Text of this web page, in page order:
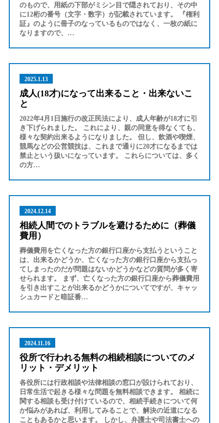
のもので、用紙の下部がミシン目で隠されており、その中
に12桁の番号（文字・数字）が記載されています。 『権利
証』のように冊子のなっているものではなく、一枚の紙に
なりますので、…
2025.1.13
成人(18才)になって出来ること・出来ないこ
と
2022年4月1日施行の改正民法により、成人年齢が18才に引
き下げられました。 これにより、親の同意を得なくても、
様々な契約出来るようになりました。 但し、飲酒や喫煙、
競馬などの公営競技は、これまで通りに20才になるまでは
禁止という扱いになっています。 これらについては、多く
の方…
2024.12.14
相続人間でのトラブルを避けるために（葬儀
費用）
葬儀費用を亡くなった方の銀行口座から支払うということ
は、出来るかどうか、亡くなった方の銀行口座から支払っ
てしまったのだが問題はないかどうかなどの質問が多く寄
せられます。 まず、亡くなった方の銀行口座から葬儀費用
を引き出すことが出来るかどうかについてですが、キャッ
シュカードと暗証番…
2024.11.16
役所で行われる無料の相続相談についてのメ
リット・デメリット
各役所には行政相談や法律相談の窓口が設けられており、
日常生活で起きる様々な問題を無料相談できます。 相続に
関する相談も受け付けているので、相続手続きについて何
か悩みがあれば、利用してみることで、解決の近道になる
こともあるかと思います。 しかし、弁護士や司法書士への